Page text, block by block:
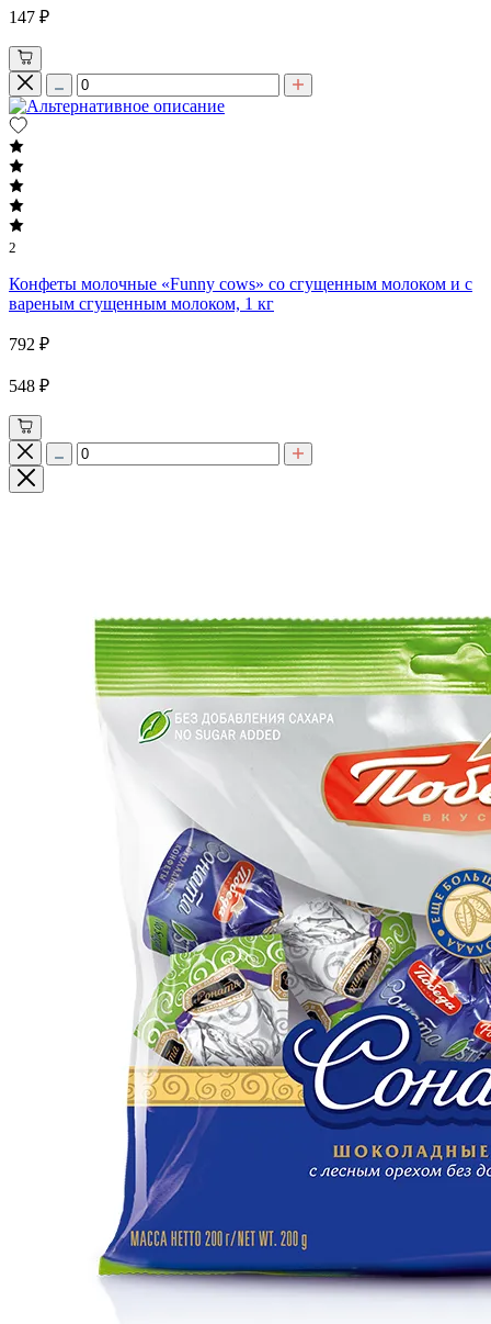
147 ₽
2
Конфеты молочные «Funny cows» со сгущенным молоком и с
вареным сгущенным молоком, 1 кг
792 ₽
548 ₽